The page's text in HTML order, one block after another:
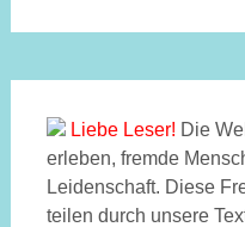
Liebe Leser! Die
erleben, fremde
Leidenschaft. Diese
teilen durch unsere